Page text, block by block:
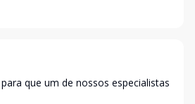
que um de nossos especialistas